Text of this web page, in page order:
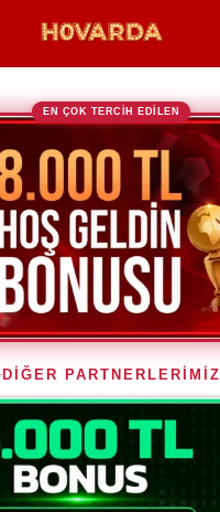
EN ÇOK TERCİH EDİLEN
DİĞER PARTNERLERİMİZ